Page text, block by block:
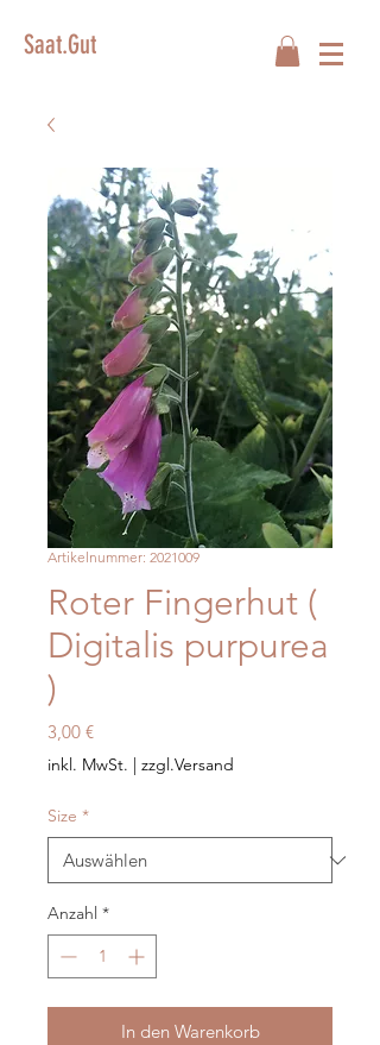
Saat.Gut
Artikelnummer: 2021009
Roter Fingerhut (
Digitalis purpurea
)
3,00 €Preis
inkl. MwSt. | zzgl.Versand
Size *
Anzahl *
In den Warenkorb